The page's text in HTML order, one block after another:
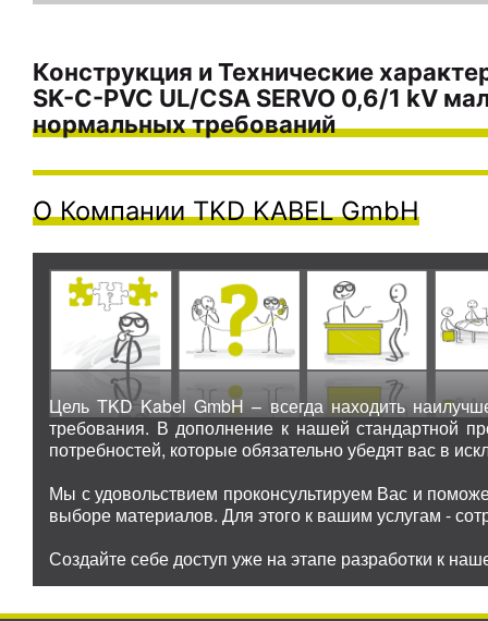
Конструкция и Технические
SK-C-PVC UL/CSA SERVO 0,6/1 kV
нормальных требований
О Компании TKD KABEL GmbH
Цель TKD Kabel GmbH – всегда находить
требования. В дополнение к нашей стандартной
потребностей, которые обязательно убедят вас в
Мы с удовольствием проконсультируем Вас и
выборе материалов. Для этого к вашим услугам -
Создайте себе доступ уже на этапе разработки к